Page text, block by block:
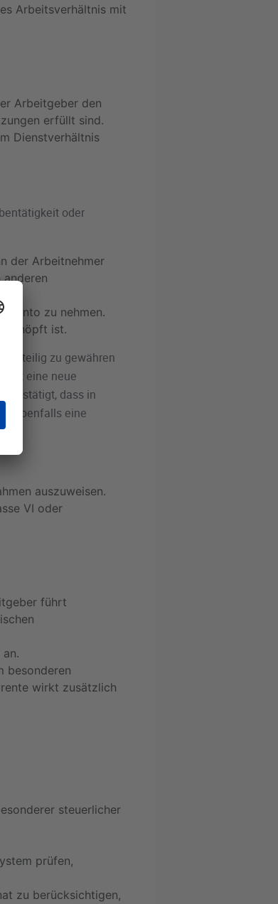
Arbeitsverhältnis mit
Arbeitgeber den
erfüllt sind.
Dienstverhältnis
oder
der Arbeitnehmer
zu nehmen.
ist.
zu gewähren
eine neue
bestätigt, dass in
ebenfalls eine
auszuweisen.
VI oder
führt
besonderen
wirkt zusätzlich
steuerlicher
prüfen,
zu berücksichtigen,